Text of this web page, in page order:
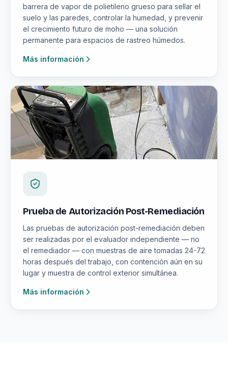
barrera de vapor de polietileno grueso para sellar el
suelo y las paredes, controlar la humedad, y prevenir
el crecimiento futuro de moho — una solución
permanente para espacios de rastreo húmedos.
Más información
Prueba de Autorización Post-Remediación
Las pruebas de autorización post-remediación deben
ser realizadas por el evaluador independiente — no
el remediador — con muestras de aire tomadas 24-72
horas después del trabajo, con contención aún en su
lugar y muestra de control exterior simultánea.
Más información